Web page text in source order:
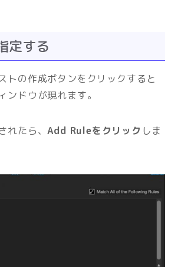
定する
トの作成ボタンをクリックすると
ンドウが現れます。
れたら、Add Ruleをクリック しま